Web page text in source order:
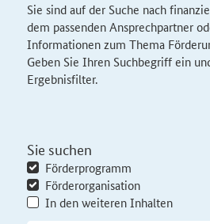
Sie sind auf der Suche nach
dem passenden Ansprechpartner
Informationen zum Thema
Geben Sie Ihren Suchbegriff ein
Ergebnisfilter.
Sie suchen
Förderprogramm
Förderorganisation
In den weiteren Inhalten